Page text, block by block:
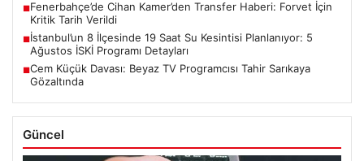
■Fenerbahçe’de Cihan Kamer’den Transfer Haberi: Forvet İçin
Kritik Tarih Verildi
■İstanbul’un 8 İlçesinde 19 Saat Su Kesintisi Planlanıyor: 5
Ağustos İSKİ Programı Detayları
■Cem Küçük Davası: Beyaz TV Programcısı Tahir Sarıkaya
Gözaltında
Güncel